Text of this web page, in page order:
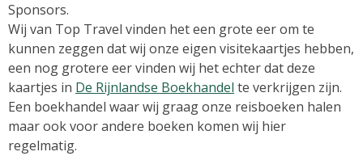
Sponsors.
Wij van Top Travel vinden het een grote eer om te
kunnen zeggen dat wij onze eigen visitekaartjes hebben,
een nog grotere eer vinden wij het echter dat deze
kaartjes in De Rijnlandse Boekhandel te verkrijgen zijn.
Een boekhandel waar wij graag onze reisboeken halen
maar ook voor andere boeken komen wij hier
regelmatig.